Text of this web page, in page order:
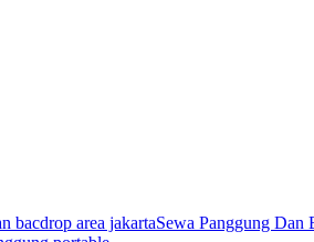
bacdrop area jakartaSewa Panggung Dan